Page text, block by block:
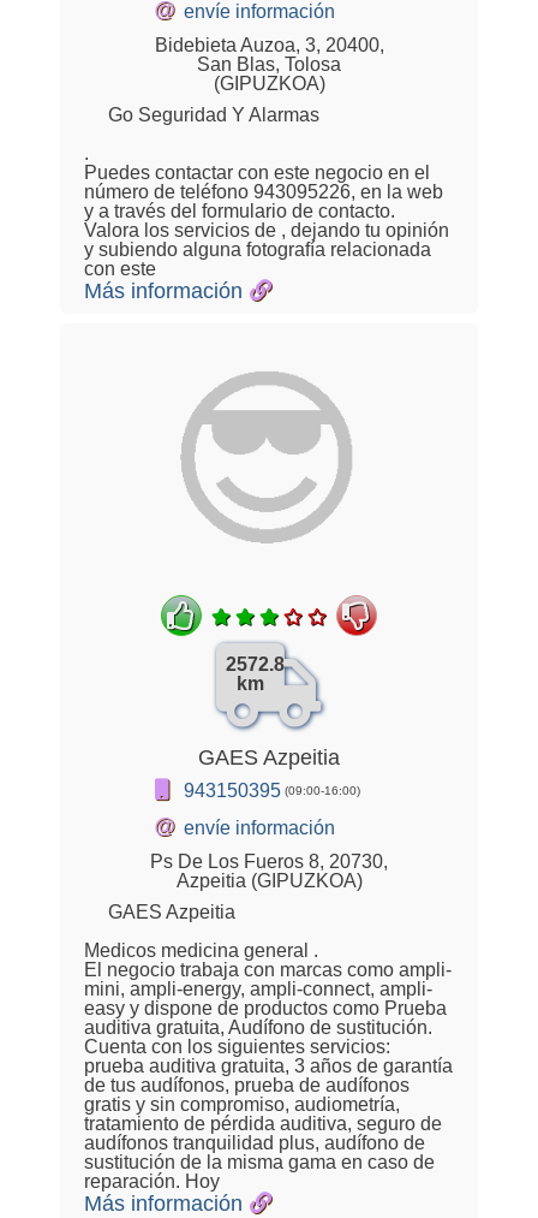
@ envíe información
Bidebieta Auzoa, 3, 20400,
San Blas, Tolosa
(GIPUZKOA)
Go Seguridad Y Alarmas
.
Puedes contactar con este negocio en el
número de teléfono 943095226, en la web
y a través del formulario de contacto.
Valora los servicios de , dejando tu opinión
y subiendo alguna fotografía relacionada
con este
Más información
2572.8
km
GAES Azpeitia
943150395 (09:00-16:00)
@ envíe información
Ps De Los Fueros 8, 20730,
Azpeitia (GIPUZKOA)
GAES Azpeitia
Medicos medicina general .
El negocio trabaja con marcas como ampli-
mini, ampli-energy, ampli-connect, ampli-
easy y dispone de productos como Prueba
auditiva gratuita, Audífono de sustitución.
Cuenta con los siguientes servicios:
prueba auditiva gratuita, 3 años de garantía
de tus audífonos, prueba de audífonos
gratis y sin compromiso, audiometría,
tratamiento de pérdida auditiva, seguro de
audífonos tranquilidad plus, audífono de
sustitución de la misma gama en caso de
reparación. Hoy
Más información